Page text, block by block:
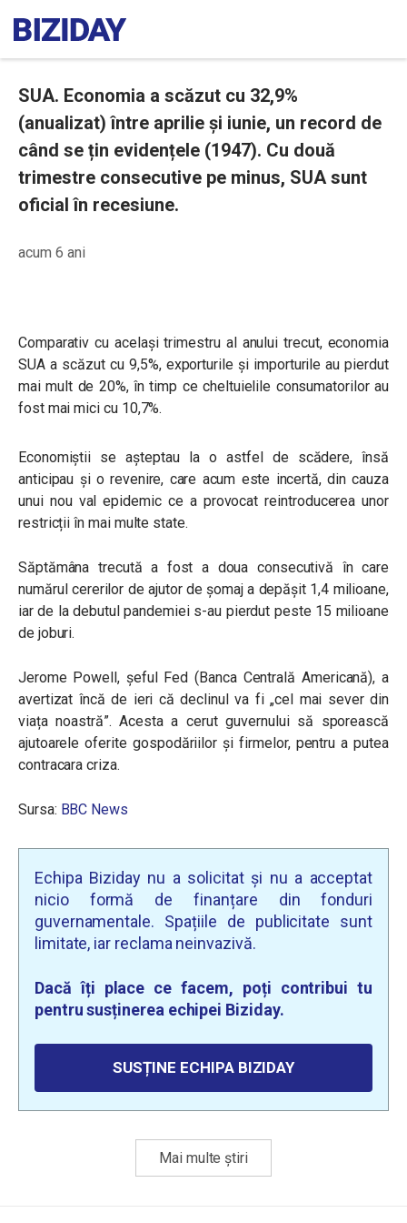
SUA. Economia a scăzut cu 32,9%
(anualizat) între aprilie și iunie, un record de
când se țin evidențele (1947). Cu două
trimestre consecutive pe minus, SUA sunt
oficial în recesiune.
acum 6 ani
Comparativ cu același trimestru al anului trecut, economia
SUA a scăzut cu 9,5%, exporturile și importurile au pierdut
mai mult de 20%, în timp ce cheltuielile consumatorilor au
fost mai mici cu 10,7%.
Economiștii se așteptau la o astfel de scădere, însă
anticipau și o revenire, care acum este incertă, din cauza
unui nou val epidemic ce a provocat reintroducerea unor
restricții în mai multe state.
Săptămâna trecută a fost a doua consecutivă în care
numărul cererilor de ajutor de șomaj a depășit 1,4 milioane,
iar de la debutul pandemiei s-au pierdut peste 15 milioane
de joburi.
Jerome Powell, șeful Fed (Banca Centrală Americană), a
avertizat încă de ieri că declinul va fi „cel mai sever din
viața noastră”. Acesta a cerut guvernului să sporească
ajutoarele oferite gospodăriilor și firmelor, pentru a putea
contracara criza.
Sursa: BBC News
Echipa Biziday nu a solicitat și nu a acceptat
nicio formă de finanțare din fonduri
guvernamentale. Spațiile de publicitate sunt
limitate, iar reclama neinvazivă.
Dacă îți place ce facem, poți contribui tu
pentru susținerea echipei Biziday.
SUSȚINE ECHIPA BIZIDAY
Mai multe știri